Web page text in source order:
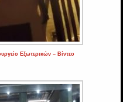
Εξωτερικών – Βίντεο